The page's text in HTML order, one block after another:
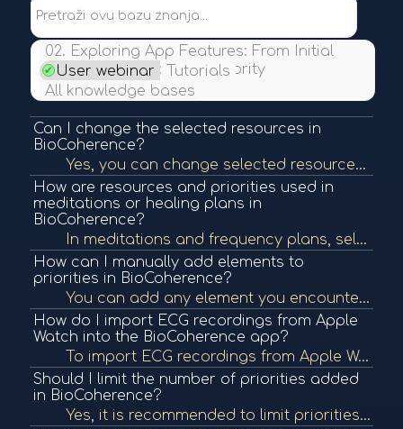
Pretraži ovu bazu znanja...
02. Exploring App Features: From Initial
Scan to Resource and Priority
Interpretation
User webinar
Tutorials
All knowledge bases
Can I change the selected resources in
BioCoherence?
Yes, you can change selected resources if the automatically selected ones don't resonate with you. Simply click and choose another organ, atom, or other element to use as a resource. This selection will be used in meditations or frequency programs.
How are resources and priorities used in
meditations or healing plans in
BioCoherence?
In meditations and frequency plans, selected resources are activated first to provide energetic support. Then the app proceeds through your selected priorities in a guided healing sequence, using spoken word or frequencies to align the targeted biomarker...
How can I manually add elements to
priorities in BioCoherence?
You can add any element you encounter in the app to priorities by clicking on the flower icon and selecting "Add to priorities." This can be done from any screen (e.g., organs, emotions). You can manage and remove entries later from the priorities screen...
How do I import ECG recordings from Apple
Watch into the BioCoherence app?
To import ECG recordings from Apple Watch, go to "See all analysis", scroll to the bottom, and click "Import". The app will ask for authorization to access Apple Health data. After authorization, you will see Apple Watch recordings, but only from the cur...
Should I limit the number of priorities added
in BioCoherence?
Yes, it is recommended to limit priorities to about 15–20 to avoid information overload in your meditations and programs. After selecting, return to the priorities page to refine and remove any that aren't necessary to keep your session focused.